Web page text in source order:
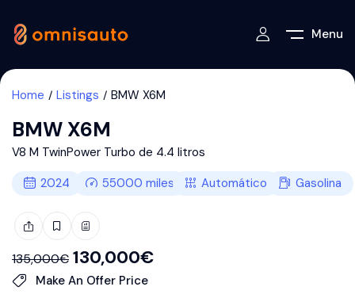
Menu
Home Listings BMW X6M
BMW X6M
V8 M TwinPower Turbo de 4.4 litros
2024
55000 miles Automático Gasolina
135,000€ 130,000€
Make An Offer Price